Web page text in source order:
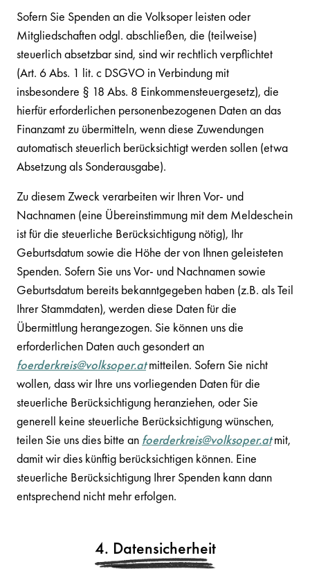
Sofern Sie Spenden an die Volksoper leisten oder
Mitgliedschaften odgl. abschließen, die (teilweise)
steuerlich absetzbar sind, sind wir rechtlich verpflichtet
(Art. 6 Abs. 1 lit. c DSGVO in Verbindung mit
insbesondere § 18 Abs. 8 Einkommensteuergesetz), die
hierfür erforderlichen personenbezogenen Daten an das
Finanzamt zu übermitteln, wenn diese Zuwendungen
automatisch steuerlich berücksichtigt werden sollen (etwa
Absetzung als Sonderausgabe).
Zu diesem Zweck verarbeiten wir Ihren Vor- und
Nachnamen (eine Übereinstimmung mit dem Meldeschein
ist für die steuerliche Berücksichtigung nötig), Ihr
Geburtsdatum sowie die Höhe der von Ihnen geleisteten
Spenden. Sofern Sie uns Vor- und Nachnamen sowie
Geburtsdatum bereits bekanntgegeben haben (z.B. als Teil
Ihrer Stammdaten), werden diese Daten für die
Übermittlung herangezogen. Sie können uns die
erforderlichen Daten auch gesondert an
foerderkreis@volksoper.atmitteilen. Sofern Sie nicht
wollen, dass wir Ihre uns vorliegenden Daten für die
steuerliche Berücksichtigung heranziehen, oder Sie
generell keine steuerliche Berücksichtigung wünschen,
teilen Sie uns dies bitte an foerderkreis@volksoper.atmit,
damit wir dies künftig berücksichtigen können. Eine
steuerliche Berücksichtigung Ihrer Spenden kann dann
entsprechend nicht mehr erfolgen.
4. Datensicherheit